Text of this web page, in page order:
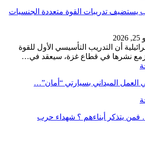
يستضيف تدريبات القوة متعددة الجنسيات
أن التدريب التأسيسي الأول للقوة
نشرها في قطاع غزة، سيعقد في…
العمل الميداني بسيارتي “أمان”…
يتذكر أبناءهم ؟ شهداء حرب